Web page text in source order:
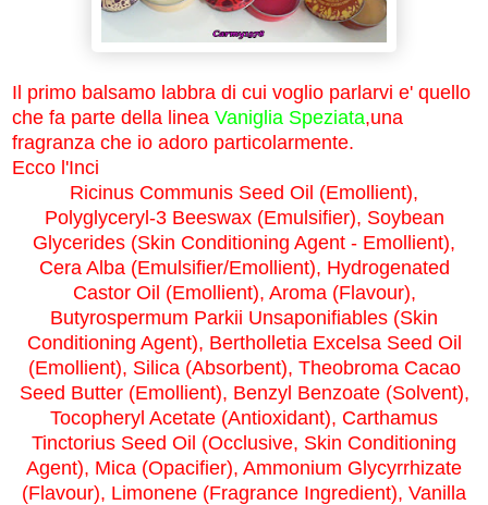
Il primo balsamo labbra di cui voglio parlarvi e' quello
che fa parte della linea Vaniglia Speziata,una
fragranza che io adoro particolarmente.
Ecco l'Inci
Ricinus Communis Seed Oil (Emollient),
Polyglyceryl-3 Beeswax (Emulsifier), Soybean
Glycerides (Skin Conditioning Agent - Emollient),
Cera Alba (Emulsifier/Emollient), Hydrogenated
Castor Oil (Emollient), Aroma (Flavour),
Butyrospermum Parkii Unsaponifiables (Skin
Conditioning Agent), Bertholletia Excelsa Seed Oil
(Emollient), Silica (Absorbent), Theobroma Cacao
Seed Butter (Emollient), Benzyl Benzoate (Solvent),
Tocopheryl Acetate (Antioxidant), Carthamus
Tinctorius Seed Oil (Occlusive, Skin Conditioning
Agent), Mica (Opacifier), Ammonium Glycyrrhizate
(Flavour), Limonene (Fragrance Ingredient), Vanilla